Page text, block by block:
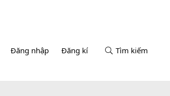
Đăng nhập Đăng kí Tìm kiếm